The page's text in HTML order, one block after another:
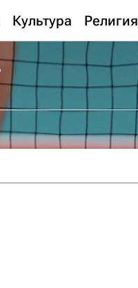
Культура Религия